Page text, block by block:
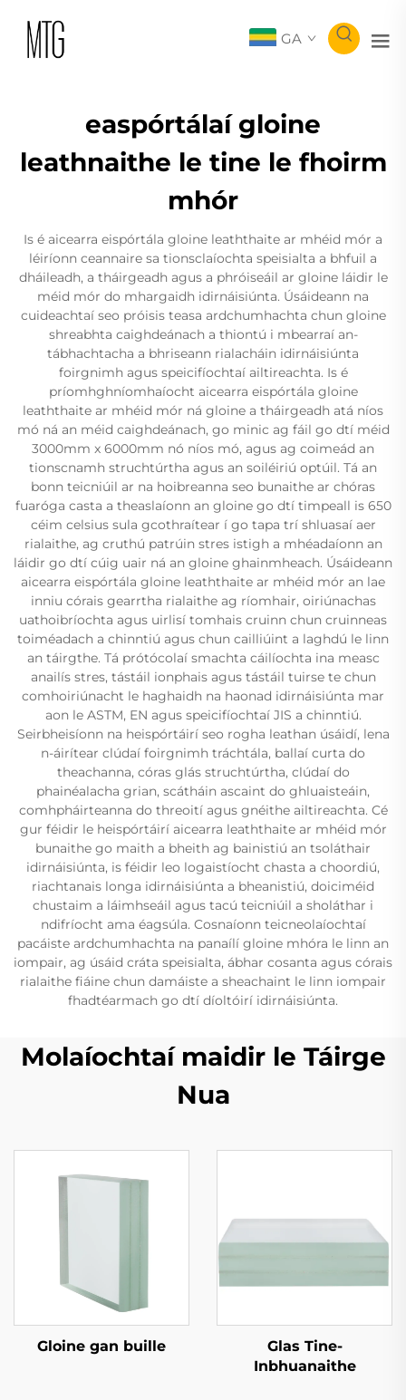
GA
easpórtálaí gloine
leathnaithe le tine le fhoirm
mhór
Is é aicearra eispórtála gloine leaththaite ar mhéid mór a
léiríonn ceannaire sa tionsclaíochta speisialta a bhfuil a
dháileadh, a tháirgeadh agus a phróiseáil ar gloine láidir le
méid mór do mhargaidh idirnáisiúnta. Úsáideann na
cuideachtaí seo próisis teasa ardchumhachta chun gloine
shreabhta caighdeánach a thiontú i mbearraí an-
tábhachtacha a bhriseann rialacháin idirnáisiúnta
foirgnimh agus speicifíochtaí ailtireachta. Is é
príomhghníomhaíocht aicearra eispórtála gloine
leaththaite ar mhéid mór ná gloine a tháirgeadh atá níos
mó ná an méid caighdeánach, go minic ag fáil go dtí méid
3000mm x 6000mm nó níos mó, agus ag coimeád an
tionscnamh struchtúrtha agus an soiléiriú optúil. Tá an
bonn teicniúil ar na hoibreanna seo bunaithe ar chóras
fuaróga casta a theaslaíonn an gloine go dtí timpeall is 650
céim celsius sula gcothraítear í go tapa trí shluasaí aer
rialaithe, ag cruthú patrúin stres istigh a mhéadaíonn an
láidir go dtí cúig uair ná an gloine ghainmheach. Úsáideann
aicearra eispórtála gloine leaththaite ar mhéid mór an lae
inniu córais gearrtha rialaithe ag ríomhair, oiriúnachas
uathoibríochta agus uirlisí tomhais cruinn chun cruinneas
toiméadach a chinntiú agus chun cailliúint a laghdú le linn
an táirgthe. Tá prótócolaí smachta cáilíochta ina measc
anailís stres, tástáil ionphais agus tástáil tuirse te chun
comhoiriúnacht le haghaidh na haonad idirnáisiúnta mar
aon le ASTM, EN agus speicifíochtaí JIS a chinntiú.
Seirbheisíonn na heispórtáirí seo rogha leathan úsáidí, lena
n-áirítear clúdaí foirgnimh tráchtála, ballaí curta do
theachanna, córas glás struchtúrtha, clúdaí do
phainéalacha grian, scátháin ascaint do ghluaisteáin,
comhpháirteanna do threoití agus gnéithe ailtireachta. Cé
gur féidir le heispórtáirí aicearra leaththaite ar mhéid mór
bunaithe go maith a bheith ag bainistiú an tsoláthair
idirnáisiúnta, is féidir leo logaistíocht chasta a choordiú,
riachtanais longa idirnáisiúnta a bheanistiú, doiciméid
chustaim a láimhseáil agus tacú teicniúil a sholáthar i
ndifríocht ama éagsúla. Cosnaíonn teicneolaíochtaí
pacáiste ardchumhachta na panaílí gloine mhóra le linn an
iompair, ag úsáid cráta speisialta, ábhar cosanta agus córais
rialaithe fiáine chun damáiste a sheachaint le linn iompair
fhadtéarmach go dtí díoltóirí idirnáisiúnta.
Molaíochtaí maidir le Táirge
Nua
Gloine gan buille
Glas Tine-
Inbhuanaithe